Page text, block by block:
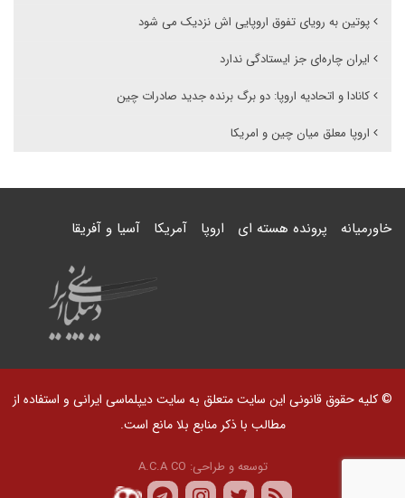
پوتین به رویای تفوق اروپایی اش نزدیک می شود
ایران چاره‌ای جز ایستادگی ندارد
کانادا و اتحادیه اروپا: دو برگ برنده جدید صادرات چین
اروپا معلق میان چین و امریکا
خاورمیانه پرونده هسته ای اروپا آمریکا آسیا و آفریقا
© کلیه حقوق قانونی این سایت متعلق به سایت دیپلماسی ایرانی و استفاده از
مطالب با ذکر منابع بلا مانع است.
توسعه و طراحی: A.C.A CO